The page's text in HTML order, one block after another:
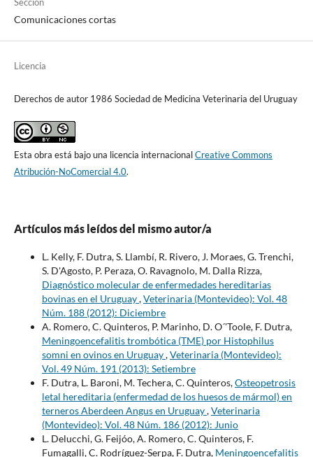
Comunicaciones cortas
Licencia
Derechos de autor 1986 Sociedad de Medicina Veterinaria del Uruguay
Esta obra está bajo una licencia internacionalCreative Commons
Atribución-NoComercial 4.0.
Artículos más leídos del mismo autor/a
L. Kelly, F. Dutra, S. Llambí, R. Rivero, J. Moraes, G. Trenchi,
S. D'Agosto, P. Peraza, O. Ravagnolo, M. Dalla Rizza,
Diagnóstico molecular de enfermedades hereditarias
bovinas en el Uruguay,Veterinaria (Montevideo): Vol. 48
Núm. 188 (2012): Diciembre
A. Romero, C. Quinteros, P. Marinho, D. O´'Toole, F. Dutra,
Meningoencefalitis trombótica (TME) por Histophilus
somni en ovinos en Uruguay,Veterinaria (Montevideo):
Vol. 49 Núm. 191 (2013): Setiembre
F. Dutra, L. Baroni, M. Techera, C. Quinteros,Osteopetrosis
letal hereditaria (enfermedad de los huesos de mármol) en
terneros Aberdeen Angus en Uruguay,Veterinaria
(Montevideo): Vol. 48 Núm. 186 (2012): Junio
L. Delucchi, G. Feijóo, A. Romero, C. Quinteros, F.
Fumagalli, C. Rodríguez-Serpa, F. Dutra, Meningoencefalitis